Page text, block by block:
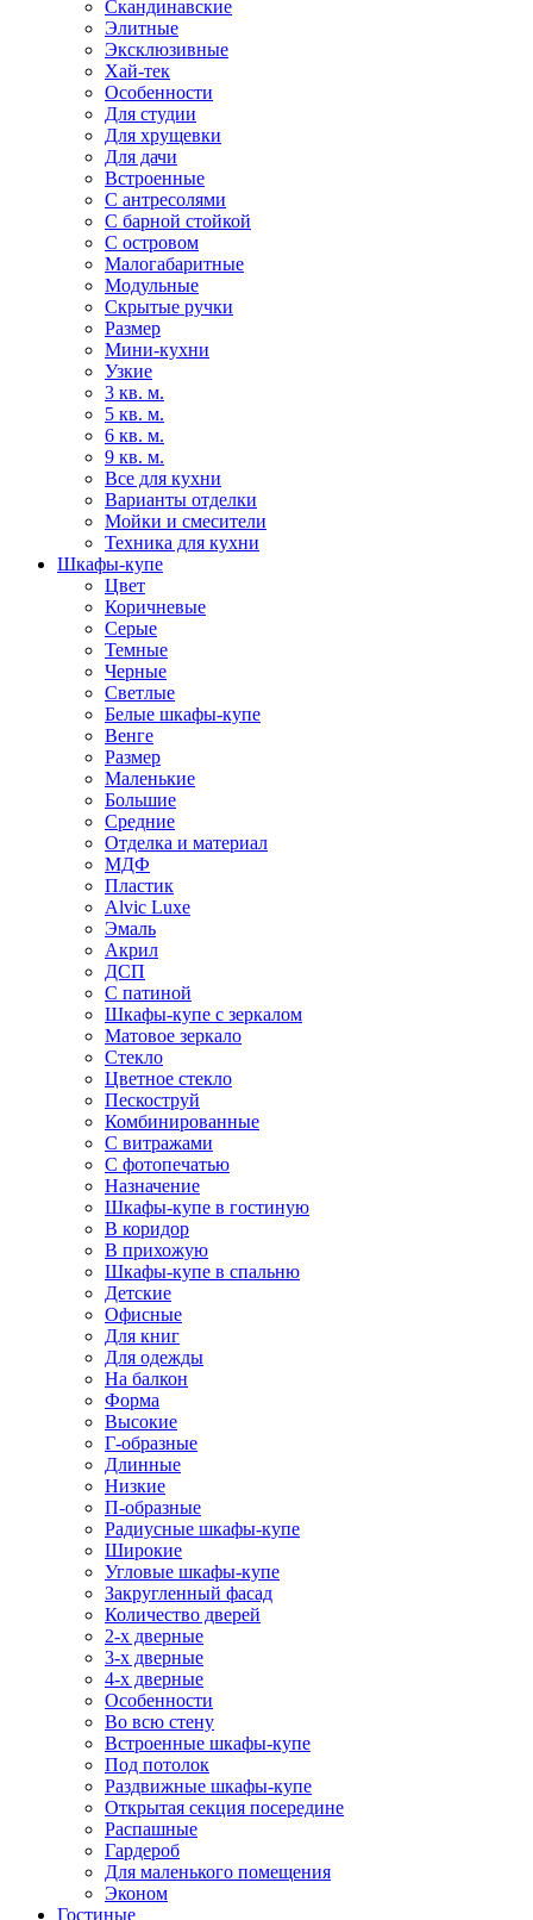
Скандинавские
Элитные
Эксклюзивные
Хай-тек
Особенности
Для студии
Для хрущевки
Для дачи
Встроенные
С антресолями
С барной стойкой
С островом
Малогабаритные
Модульные
Скрытые ручки
Размер
Мини-кухни
Узкие
3 кв. м.
5 кв. м.
6 кв. м.
9 кв. м.
Все для кухни
Варианты отделки
Мойки и смесители
Техника для кухни
Шкафы-купе
Цвет
Коричневые
Серые
Темные
Черные
Светлые
Белые шкафы-купе
Венге
Размер
Маленькие
Большие
Средние
Отделка и материал
МДФ
Пластик
Alvic Luxe
Эмаль
Акрил
ДСП
С патиной
Шкафы-купе с зеркалом
Матовое зеркало
Стекло
Цветное стекло
Пескоструй
Комбинированные
С витражами
С фотопечатью
Назначение
Шкафы-купе в гостиную
В коридор
В прихожую
Шкафы-купе в спальню
Детские
Офисные
Для книг
Для одежды
На балкон
Форма
Высокие
Г-образные
Длинные
Низкие
П-образные
Радиусные шкафы-купе
Широкие
Угловые шкафы-купе
Закругленный фасад
Количество дверей
2-х дверные
3-х дверные
4-х дверные
Особенности
Во всю стену
Встроенные шкафы-купе
Под потолок
Раздвижные шкафы-купе
Открытая секция посередине
Распашные
Гардероб
Для маленького помещения
Эконом
Гостиные